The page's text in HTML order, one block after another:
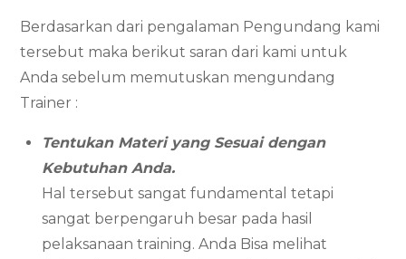
Berdasarkan dari pengalaman Pengundang kami
tersebut maka berikut saran dari kami untuk
Anda sebelum memutuskan mengundang
Trainer :
Tentukan Materi yang Sesuai dengan
Kebutuhan Anda.
Hal tersebut sangat fundamental tetapi
sangat berpengaruh besar pada hasil
pelaksanaan training. Anda Bisa melihat